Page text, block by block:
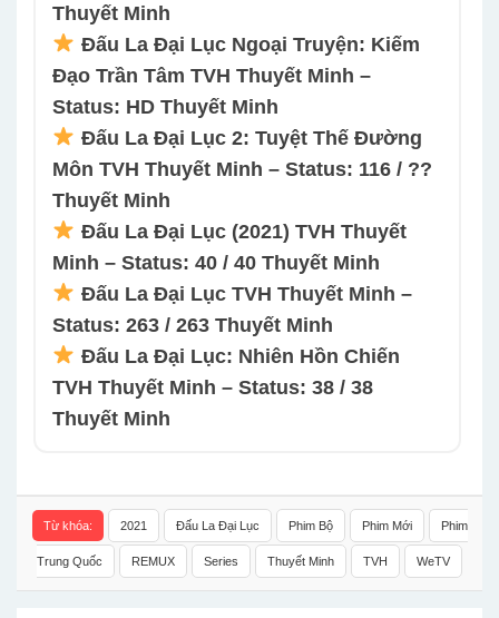
Thuyết Minh
Đấu La Đại Lục Ngoại Truyện: Kiếm
Đạo Trần Tâm TVH Thuyết Minh –
Status: HD Thuyết Minh
Đấu La Đại Lục 2: Tuyệt Thế Đường
Môn TVH Thuyết Minh – Status: 116 / ??
Thuyết Minh
Đấu La Đại Lục (2021) TVH Thuyết
Minh – Status: 40 / 40 Thuyết Minh
Đấu La Đại Lục TVH Thuyết Minh –
Status: 263 / 263 Thuyết Minh
Đấu La Đại Lục: Nhiên Hồn Chiến
TVH Thuyết Minh – Status: 38 / 38
Thuyết Minh
Từ khóa: 2021 Đấu La Đại Lục Phim Bộ Phim Mới Phim
Trung Quốc REMUX Series Thuyết Minh TVH WeTV